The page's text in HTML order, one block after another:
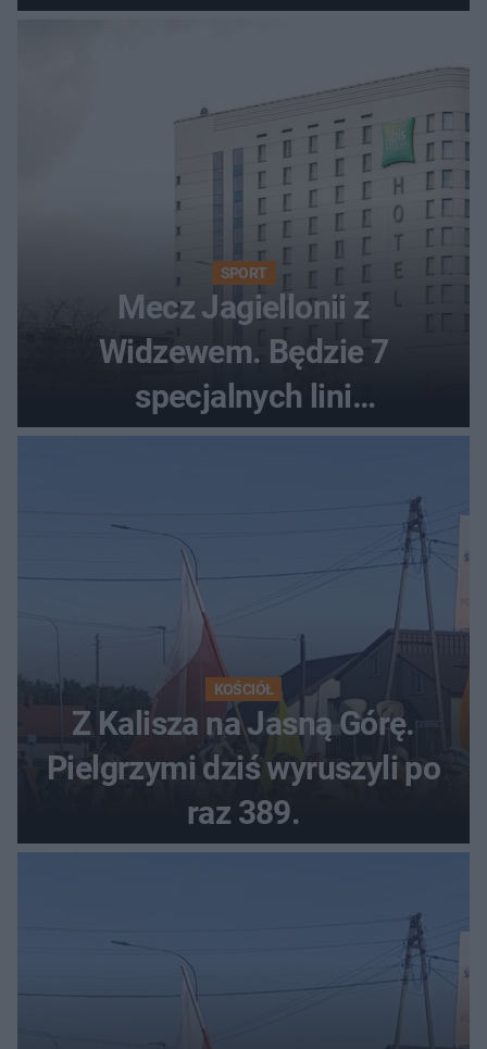
SPORT
Mecz Jagiellonii z
Widzewem. Będzie 7
specjalnych lini
autobusowych
KOŚCIÓŁ
Z Kalisza na Jasną Górę.
Pielgrzymi dziś wyruszyli po
raz 389.